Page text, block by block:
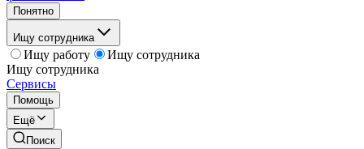
Понятно
Ищу сотрудника
Ищу работу
Ищу сотрудника
Ищу сотрудника
Сервисы
Помощь
Ещё
Поиск